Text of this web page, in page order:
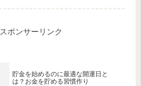
スポンサーリンク
貯金を始めるのに最適な開運日と
は？お金を貯める習慣作り